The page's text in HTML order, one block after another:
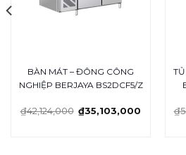
BÀN MÁT – ĐÔNG CÔNG
NGHIỆP BERJAYA BS2DCF5/Z
₫42,124,000 ₫35,103,000 ₫